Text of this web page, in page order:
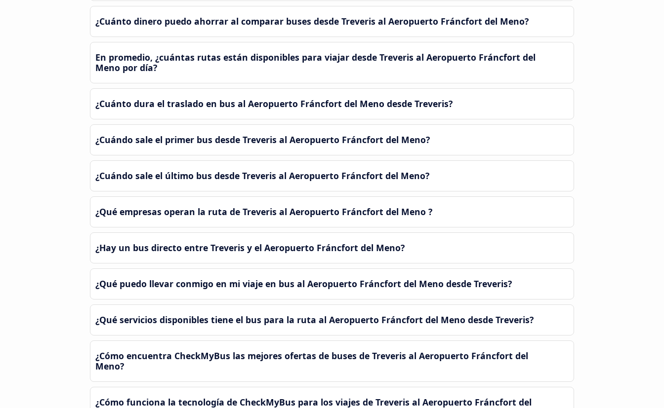
¿Cuánto dinero puedo ahorrar al comparar buses desde Treveris al Aeropuerto Fráncfort del Meno?
En promedio, ¿cuántas rutas están disponibles para viajar desde Treveris al Aeropuerto Fráncfort del
Meno por día?
¿Cuánto dura el traslado en bus al Aeropuerto Fráncfort del Meno desde Treveris?
¿Cuándo sale el primer bus desde Treveris al Aeropuerto Fráncfort del Meno?
¿Cuándo sale el último bus desde Treveris al Aeropuerto Fráncfort del Meno?
¿Qué empresas operan la ruta de Treveris al Aeropuerto Fráncfort del Meno ?
¿Hay un bus directo entre Treveris y el Aeropuerto Fráncfort del Meno?
¿Qué puedo llevar conmigo en mi viaje en bus al Aeropuerto Fráncfort del Meno desde Treveris?
¿Qué servicios disponibles tiene el bus para la ruta al Aeropuerto Fráncfort del Meno desde Treveris?
¿Cómo encuentra CheckMyBus las mejores ofertas de buses de Treveris al Aeropuerto Fráncfort del
Meno?
¿Cómo funciona la tecnología de CheckMyBus para los viajes de Treveris al Aeropuerto Fráncfort del